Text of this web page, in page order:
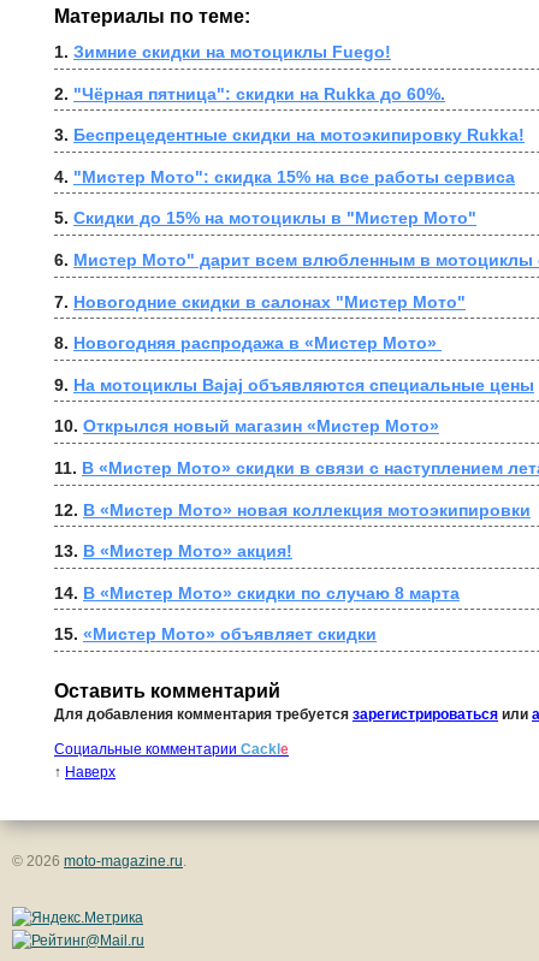
Материалы по теме:
1. Зимние скидки на мотоциклы Fuego!
2. "Чёрная пятница": скидки на Rukka до 60%.
3. Беспрецедентные скидки на мотоэкипировку Rukka!
4. "Мистер Мото": скидка 15% на все работы сервиса
5. Скидки до 15% на мотоциклы в "Мистер Мото"
6. Мистер Мото" дарит всем влюбленным в мотоциклы
7. Новогодние скидки в салонах "Мистер Мото"
8. Новогодняя распродажа в «Мистер Мото»
9. На мотоциклы Bajaj объявляются специальные цены
10. Открылся новый магазин «Мистер Мото»
11. В «Мистер Мото» скидки в связи с наступлением
12. В «Мистер Мото» новая коллекция мотоэкипировки
13. В «Мистер Мото» акция!
14. В «Мистер Мото» скидки по случаю 8 марта
15. «Мистер Мото» объявляет скидки
Оставить комментарий
Для добавления комментария требуется зарегистрироваться или
Социальные комментарии Cackl e
↑ Наверх
© 2026 moto-magazine.ru.